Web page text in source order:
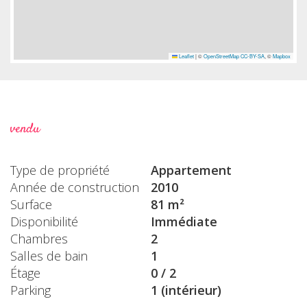
Leaflet |©OpenStreetMap CC-BY-SA, ©Mapbox
vendu
Type de propriété
Appartement
Année de construction
2010
Surface
81 m²
Disponibilité
Immédiate
Chambres
2
Salles de bain
1
Étage
0 / 2
Parking
1 (intérieur)